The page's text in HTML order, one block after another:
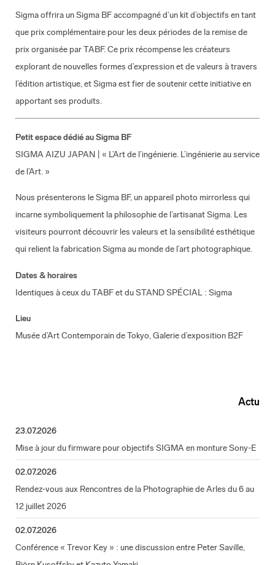
Sigma offrira un Sigma BF accompagné d’un kit d’objectifs en tant
que prix complémentaire pour les deux périodes de la remise de
prix organisée par TABF. Ce prix récompense les créateurs
explorant de nouvelles formes d’expression et de valeurs à travers
l’édition artistique, et Sigma est fier de soutenir cette initiative en
apportant ses produits.
Petit espace dédié au Sigma BF
SIGMA AIZU JAPAN | « L’Art de l’ingénierie. L’ingénierie au service
de l’Art. »
Nous présenterons le Sigma BF, un appareil photo mirrorless qui
incarne symboliquement la philosophie de l’artisanat Sigma. Les
visiteurs pourront découvrir les valeurs et la sensibilité esthétique
qui relient la fabrication Sigma au monde de l’art photographique.
Dates & horaires
Identiques à ceux du TABF et du STAND SPÉCIAL : Sigma
Lieu
Musée d’Art Contemporain de Tokyo, Galerie d’exposition B2F
Actu
23.07.2026
Mise à jour du firmware pour objectifs SIGMA en monture Sony-E
02.07.2026
Rendez-vous aux Rencontres de la Photographie de Arles du 6 au
12 juillet 2026
02.07.2026
Conférence « Trevor Key » : une discussion entre Peter Saville,